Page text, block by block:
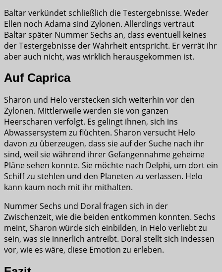
Baltar verkündet schließlich die Testergebnisse. Weder
Ellen noch Adama sind Zylonen. Allerdings vertraut
Baltar später Nummer Sechs an, dass eventuell keines
der Testergebnisse der Wahrheit entspricht. Er verrät ihr
aber auch nicht, was wirklich herausgekommen ist.
Auf Caprica
Sharon und Helo verstecken sich weiterhin vor den
Zylonen. Mittlerweile werden sie von ganzen
Heerscharen verfolgt. Es gelingt ihnen, sich ins
Abwassersystem zu flüchten. Sharon versucht Helo
davon zu überzeugen, dass sie auf der Suche nach ihr
sind, weil sie während ihrer Gefangennahme geheime
Pläne sehen konnte. Sie möchte nach Delphi, um dort ein
Schiff zu stehlen und den Planeten zu verlassen. Helo
kann kaum noch mit ihr mithalten.
Nummer Sechs und Doral fragen sich in der
Zwischenzeit, wie die beiden entkommen konnten. Sechs
meint, Sharon würde sich einbilden, in Helo verliebt zu
sein, was sie innerlich antreibt. Doral stellt sich indessen
vor, wie es wäre, diese Emotion zu erleben.